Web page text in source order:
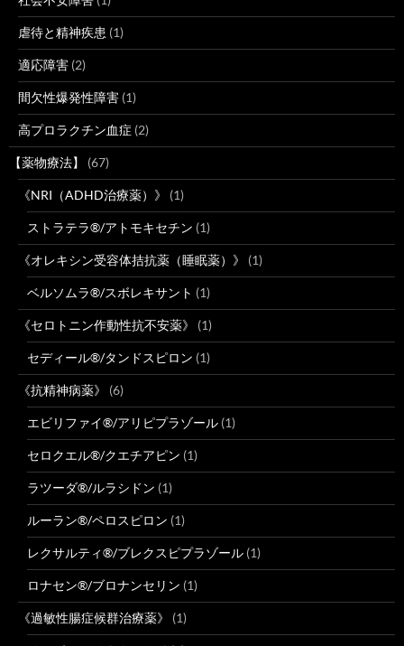
虐待と精神疾患 (1)
適応障害 (2)
間欠性爆発性障害 (1)
高プロラクチン血症 (2)
【薬物療法】 (67)
《NRI（ADHD治療薬）》 (1)
ストラテラ®/アトモキセチン (1)
《オレキシン受容体拮抗薬（睡眠薬）》 (1)
ベルソムラ®/スボレキサント (1)
《セロトニン作動性抗不安薬》 (1)
セディール®/タンドスピロン (1)
《抗精神病薬》 (6)
エビリファイ®/アリピプラゾール (1)
セロクエル®/クエチアピン (1)
ラツーダ®/ルラシドン (1)
ルーラン®/ペロスピロン (1)
レクサルティ®/ブレクスピプラゾール (1)
ロナセン®/ブロナンセリン (1)
《過敏性腸症候群治療薬》 (1)